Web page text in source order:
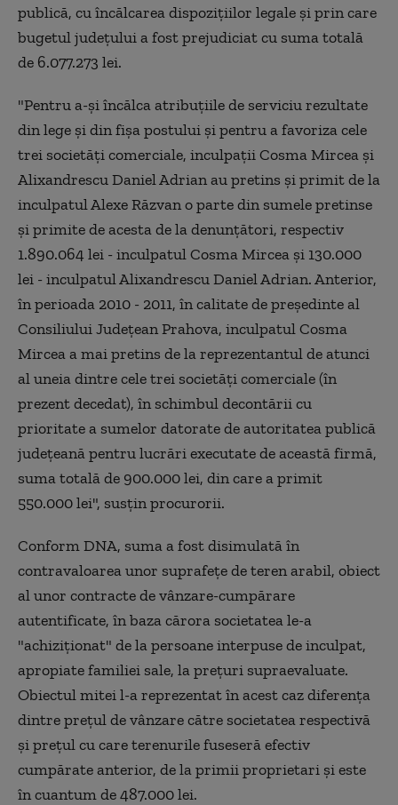
publică, cu încălcarea dispoziţiilor legale şi prin care
bugetul judeţului a fost prejudiciat cu suma totală
de 6.077.273 lei.
"Pentru a-şi încălca atribuţiile de serviciu rezultate
din lege şi din fişa postului şi pentru a favoriza cele
trei societăţi comerciale, inculpaţii Cosma Mircea şi
Alixandrescu Daniel Adrian au pretins şi primit de la
inculpatul Alexe Răzvan o parte din sumele pretinse
şi primite de acesta de la denunţători, respectiv
1.890.064 lei - inculpatul Cosma Mircea şi 130.000
lei - inculpatul Alixandrescu Daniel Adrian. Anterior,
în perioada 2010 - 2011, în calitate de preşedinte al
Consiliului Judeţean Prahova, inculpatul Cosma
Mircea a mai pretins de la reprezentantul de atunci
al uneia dintre cele trei societăţi comerciale (în
prezent decedat), în schimbul decontării cu
prioritate a sumelor datorate de autoritatea publică
judeţeană pentru lucrări executate de această firmă,
suma totală de 900.000 lei, din care a primit
550.000 lei", susţin procurorii.
Conform DNA, suma a fost disimulată în
contravaloarea unor suprafeţe de teren arabil, obiect
al unor contracte de vânzare-cumpărare
autentificate, în baza cărora societatea le-a
"achiziţionat" de la persoane interpuse de inculpat,
apropiate familiei sale, la preţuri supraevaluate.
Obiectul mitei l-a reprezentat în acest caz diferenţa
dintre preţul de vânzare către societatea respectivă
şi preţul cu care terenurile fuseseră efectiv
cumpărate anterior, de la primii proprietari şi este
în cuantum de 487.000 lei.